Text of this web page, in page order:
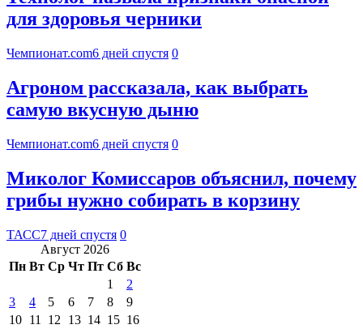
для здоровья черники
Чемпионат.com6 дней спустя 0
Агроном рассказала, как выбрать
самую вкусную дыню
Чемпионат.com6 дней спустя 0
Миколог Комиссаров объяснил, почему
грибы нужно собирать в корзину
ТАСС7 дней спустя 0
Август 2026
Пн Вт Ср Чт Пт Сб Вс
1
2
3
4 5 6 7 8
9
10 11 12 13 14 15 16